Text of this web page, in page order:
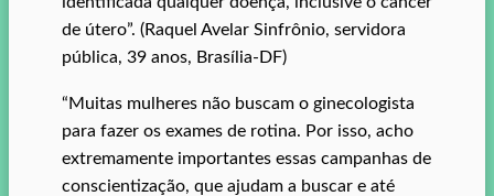
de útero”. (Raquel Avelar Sinfrônio, servidora
pública, 39 anos, Brasília-DF)
“Muitas mulheres não buscam o ginecologista
para fazer os exames de rotina. Por isso, acho
extremamente importantes essas campanhas de
conscientização, que ajudam a buscar e até